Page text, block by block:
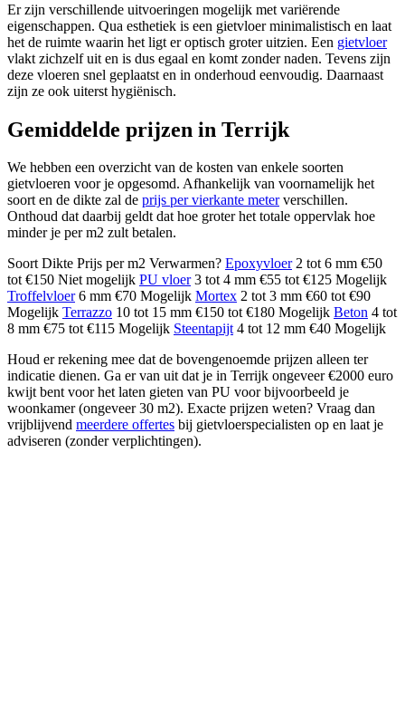
Er zijn verschillende uitvoeringen mogelijk met variërende
eigenschappen. Qua esthetiek is een gietvloer minimalistisch en laat
het de ruimte waarin het ligt er optisch groter uitzien. Een gietvloer
vlakt zichzelf uit en is dus egaal en komt zonder naden. Tevens zijn
deze vloeren snel geplaatst en in onderhoud eenvoudig. Daarnaast
zijn ze ook uiterst hygiënisch.
Gemiddelde prijzen in Terrijk
We hebben een overzicht van de kosten van enkele soorten
gietvloeren voor je opgesomd. Afhankelijk van voornamelijk het
soort en de dikte zal de prijs per vierkante meterverschillen.
Onthoud dat daarbij geldt dat hoe groter het totale oppervlak hoe
minder je per m2 zult betalen.
Soort Dikte Prijs per m2 Verwarmen? Epoxyvloer2 tot 6 mm €50
tot €150 Niet mogelijk PU vloer3 tot 4 mm €55 tot €125 Mogelijk
Troffelvloer6 mm €70 Mogelijk Mortex 2 tot 3 mm €60 tot €90
Mogelijk Terrazzo 10 tot 15 mm €150 tot €180 Mogelijk Beton 4 tot
8 mm €75 tot €115 Mogelijk Steentapijt4 tot 12 mm €40 Mogelijk
Houd er rekening mee dat de bovengenoemde prijzen alleen ter
indicatie dienen. Ga er van uit dat je in Terrijk ongeveer €2000 euro
kwijt bent voor het laten gieten van PU voor bijvoorbeeld je
woonkamer (ongeveer 30 m2). Exacte prijzen weten? Vraag dan
vrijblijvend meerdere offertes bij gietvloerspecialisten op en laat je
adviseren (zonder verplichtingen).